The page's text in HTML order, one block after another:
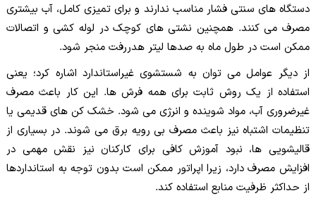
دستگاه های سنتی فشار مناسب ندارند و برای تمیزی کامل، آب بیشتری
مصرف می کنند. همچنین نشتی های کوچک در لوله کشی و اتصالات
ممکن است در طول ماه به صدها لیتر هدررفت منجر شود.
از دیگر عوامل می توان به شستشوی غیراستاندارد اشاره کرد؛ یعنی
استفاده از یک روش ثابت برای همه فرش ها. این کار باعث مصرف
غیرضروری آب، مواد شوینده و انرژی می شود. خشک کن های قدیمی یا
تنظیمات اشتباه نیز باعث مصرف بی رویه برق می شوند. در بسیاری از
قالیشویی ها، نبود آموزش کافی برای کارکنان نیز نقش مهمی در
افزایش مصرف دارد، زیرا اپراتور ممکن است بدون توجه به استانداردها
از حداکثر ظرفیت منابع استفاده کند.